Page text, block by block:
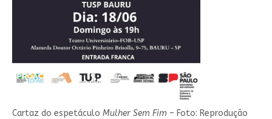
Cartaz do espetáculo Mulher Sem Fim – Foto: Reprodução